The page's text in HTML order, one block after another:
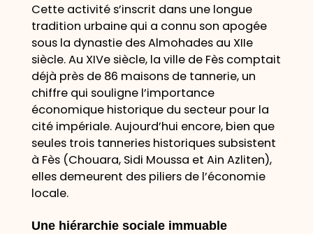
Cette activité s’inscrit dans une longue
tradition urbaine qui a connu son apogée
sous la dynastie des Almohades au XIIe
siècle. Au XIVe siècle, la ville de Fès comptait
déjà près de 86 maisons de tannerie, un
chiffre qui souligne l’importance
économique historique du secteur pour la
cité impériale. Aujourd’hui encore, bien que
seules trois tanneries historiques subsistent
à Fès (Chouara, Sidi Moussa et Ain Azliten),
elles demeurent des piliers de l’économie
locale.
Une hiérarchie sociale immuable